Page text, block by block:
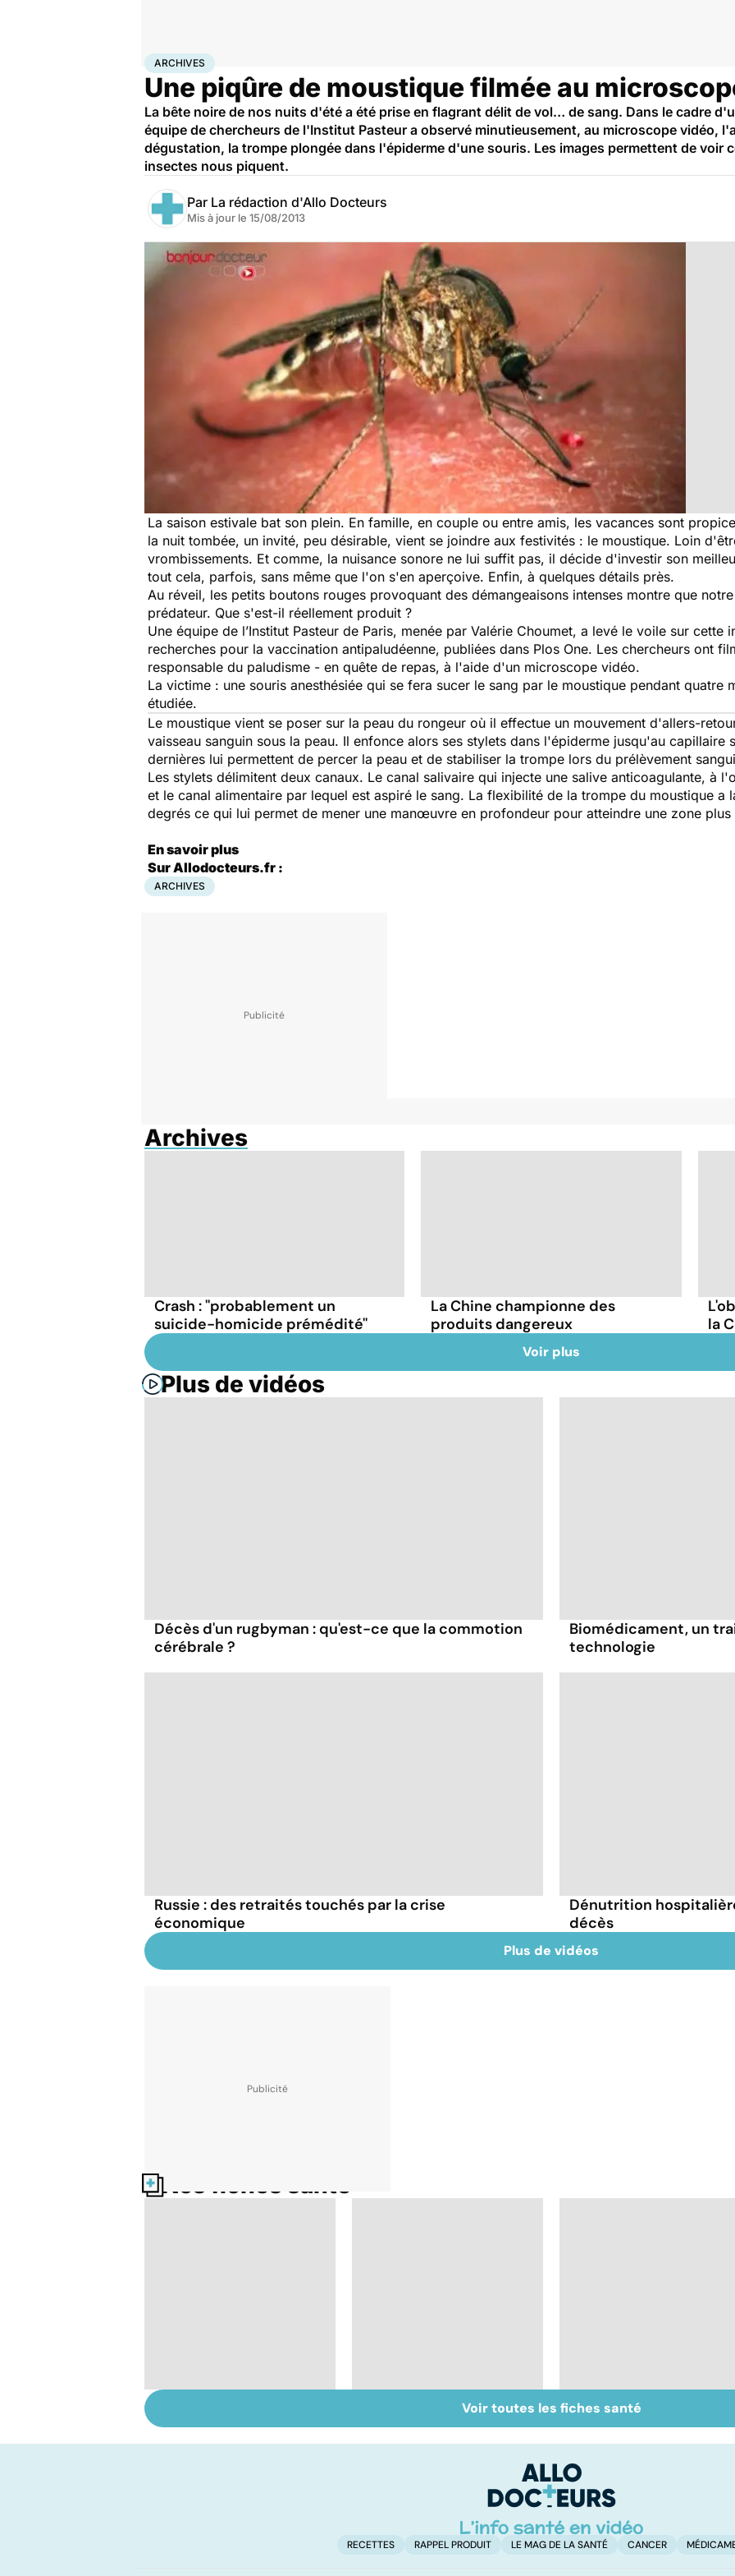
AccueilSanté Archives
ARCHIVES
Une piqûre de moustique filmée au
La bête noire de nos nuits d'été a été prise en flagrant délit de vol… de sang. Dans le cadre
équipe de chercheurs de l'Institut Pasteur a observé minutieusement, au microscope vidéo,
dégustation, la trompe plongée dans l'épiderme d'une souris. Les images permettent de voir
insectes nous piquent.
Par La rédaction d'Allo Docteurs
Mis à jour le 15/08/2013
La saison estivale bat son plein. En famille, en couple ou entre amis, les vacances sont
la nuit tombée, un invité, peu désirable, vient se joindre aux festivités : le moustique. Loin
vrombissements. Et comme, la nuisance sonore ne lui suffit pas, il décide d'investir son
tout cela, parfois, sans même que l'on s'en aperçoive. Enfin, à quelques détails près.
Au réveil, les petits boutons rouges provoquant des démangeaisons intenses montre que
prédateur. Que s'est-il réellement produit ?
Une équipe de l’Institut Pasteur de Paris, menée par Valérie Choumet, a levé le voile sur cette
recherches pour la vaccination antipaludéenne, publiées dans Plos One. Les chercheurs ont
responsable du paludisme - en quête de repas, à l'aide d'un microscope vidéo.
La victime : une souris anesthésiée qui se fera sucer le sang par le moustique pendant quatre
étudiée.
Le moustique vient se poser sur la peau du rongeur où il effectue un mouvement d'allers-
vaisseau sanguin sous la peau. Il enfonce alors ses stylets dans l'épiderme jusqu'au capillaire
dernières lui permettent de percer la peau et de stabiliser la trompe lors du prélèvement
Les stylets délimitent deux canaux. Le canal salivaire qui injecte une salive anticoagulante, à
et le canal alimentaire par lequel est aspiré le sang. La flexibilité de la trompe du moustique
degrés ce qui lui permet de mener une manœuvre en profondeur pour atteindre une zone plus
En savoir plus
Sur Allodocteurs.fr :
ARCHIVES
Archives
Crash : ''probablement un
suicide-homicide prémédité''
La Chine championne des
produits dangereux
la
Voir plus
Plus de vidéos
Décès d'un rugbyman : qu'est-ce que la commotion
cérébrale ?
Biomédicament, un
technologie
Russie : des retraités touchés par la crise
économique
Dénutrition
décès
Plus de vidéos
Nos fiches santé
domicile, c'est facile !
Don de gamètes : le
pour et le contre
Médecine de
proximité : quel
Voir toutes les fiches santé
RECETTES RAPPEL PRODUIT LE MAG DE LA SANTÉ CANCER